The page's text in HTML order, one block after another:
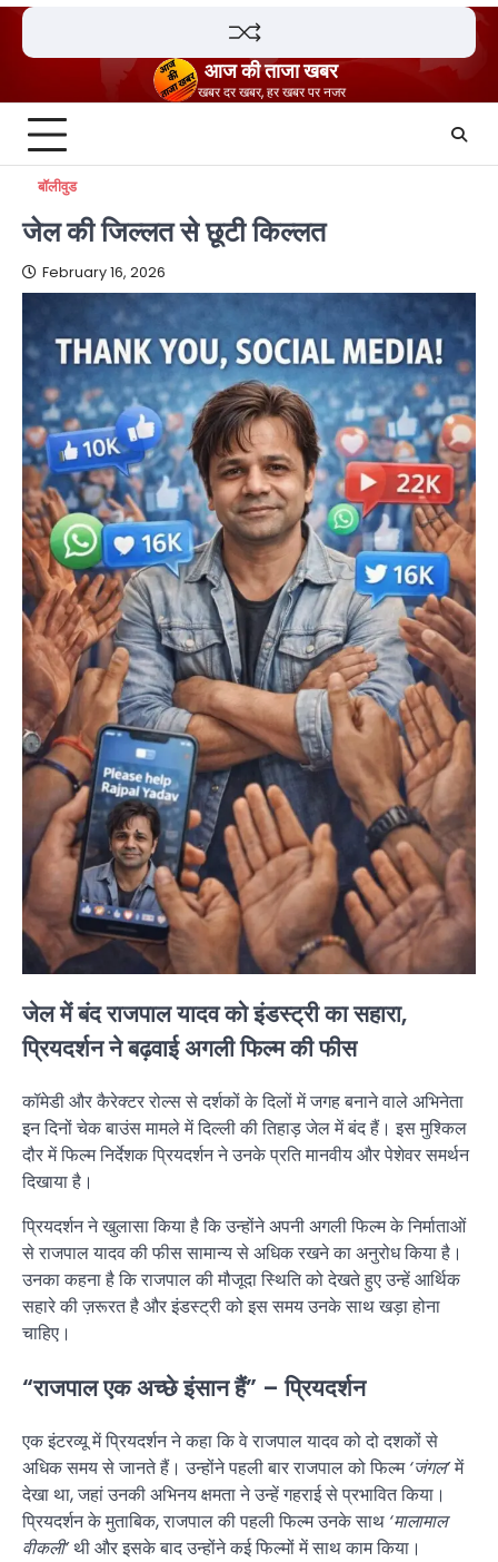
Skip
content
आज की ताजा खबर
खबर दर खबर, हर खबर पर नजर
बॉलीवुड
जेल की जिल्लत से छूटी किल्लत
February 16, 2026
जेल में बंद राजपाल यादव को इंडस्ट्री का सहारा,
प्रियदर्शन ने बढ़वाई अगली फिल्म की फीस
कॉमेडी और कैरेक्टर रोल्स से दर्शकों के दिलों में जगह बनाने वाले अभिनेता
इन दिनों चेक बाउंस मामले में दिल्ली की तिहाड़ जेल में बंद हैं। इस मुश्किल
दौर में फिल्म निर्देशक प्रियदर्शन ने उनके प्रति मानवीय और पेशेवर समर्थन
दिखाया है।
प्रियदर्शन ने खुलासा किया है कि उन्होंने अपनी अगली फिल्म के निर्माताओं
से राजपाल यादव की फीस सामान्य से अधिक रखने का अनुरोध किया है।
उनका कहना है कि राजपाल की मौजूदा स्थिति को देखते हुए उन्हें आर्थिक
सहारे की ज़रूरत है और इंडस्ट्री को इस समय उनके साथ खड़ा होना
चाहिए।
“राजपाल एक अच्छे इंसान हैं” – प्रियदर्शन
एक इंटरव्यू में प्रियदर्शन ने कहा कि वे राजपाल यादव को दो दशकों से
अधिक समय से जानते हैं। उन्होंने पहली बार राजपाल को फिल्म‘जंगल’में
देखा था, जहां उनकी अभिनय क्षमता ने उन्हें गहराई से प्रभावित किया।
प्रियदर्शन के मुताबिक, राजपाल की पहली फिल्म उनके साथ ‘मालामाल
वीकली’थी और इसके बाद उन्होंने कई फिल्मों में साथ काम किया।